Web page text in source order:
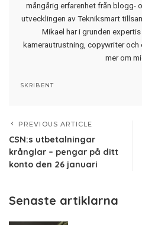
mångårig erfarenhet från blogg-
utvecklingen av Tekniksmart
Mikael har i grunden
kamerautrustning, copywriter och
mer om
SKRIBENT
PREVIOUS ARTICLE
CSN:s utbetalningar
krånglar – pengar på ditt
konto den 26 januari
Senaste artiklarna